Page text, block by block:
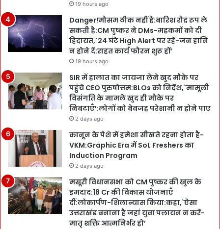
19 hours ago
Danger!मौसम ठीक नहीं है:बारिश रौद्र रूप ले
सकती है:CM पुष्कर ने DMs-महकमों को दी
हिदायत,`24 घंटे High Alert पर रहें-जन हानि
न होने दें:राहत कार्य फौरन शुरू हों’
19 hours ago
SIR में हालात का जायजा लेने खुद मौके पर
पहुंचे CEO पुरुषोत्तम:BLOs को निर्देश,`मामूली
विसंगति के मामले खुद ही मौके पर
निबटाएँ’:लोगों को बेवजह परेशानी न होने पाए
2 days ago
कानून के पेशे में हमेशा सीखते रहना होता है-
VKM:Graphic Era में SoL Freshers का
Induction Program
2 days ago
मसूरी विधानसभा को CM पुष्कर की खुल के
इमदाद:18 Cr की विकास योजनाएँ
दीं:लोकार्पण-शिलान्यास किया:कहा,`ऐसा
उत्तराखंड बनाना है जहां युवा पलायन न करें-
मातृ शक्ति आत्मनिर्भर हो’